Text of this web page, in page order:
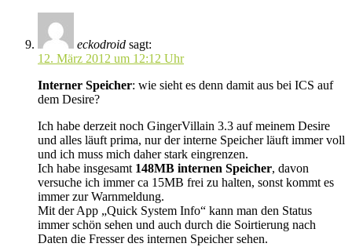
eckodroid sagt:
12. März 2012 um 12:12 Uhr
Interner Speicher: wie sieht es denn damit aus bei ICS auf
dem Desire?
Ich habe derzeit noch GingerVillain 3.3 auf meinem Desire
und alles läuft prima, nur der interne Speicher läuft immer voll
und ich muss mich daher stark eingrenzen.
Ich habe insgesamt 148MB internen Speicher, davon
versuche ich immer ca 15MB frei zu halten, sonst kommt es
immer zur Warnmeldung.
Mit der App „Quick System Info“ kann man den Status
immer schön sehen und auch durch die Soirtierung nach
Daten die Fresser des internen Speicher sehen.